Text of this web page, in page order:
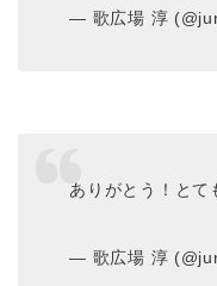
— 歌広場 淳
ありがとう！とて
— 歌広場 淳